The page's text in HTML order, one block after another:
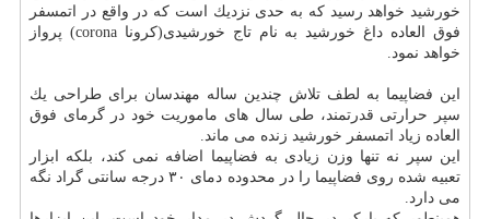
خورشید خواهد رسید كه به حدی نزدیك است كه در واقع در اتمسفر
فوق العاده داغ خورشید به نام تاج خورشیدی(كرونا corona) پرواز
خواهد نمود.
این فضاپیما به لطف تلاش چندین ساله مهندسان برای طراحی یك
سپر حرارتی قدرتمند، طی سال های ماموریت خود در گرمای فوق
العاده زیاد اتمسفر خورشید زنده می ماند.
این سپر نه تنها وزن زیادی به فضاپیما اضافه نمی كند، بلكه ابزار
تعبیه شده روی فضاپیما را در محدوده دمای ۳۰ درجه سانتی گراد نگه
می دارد.